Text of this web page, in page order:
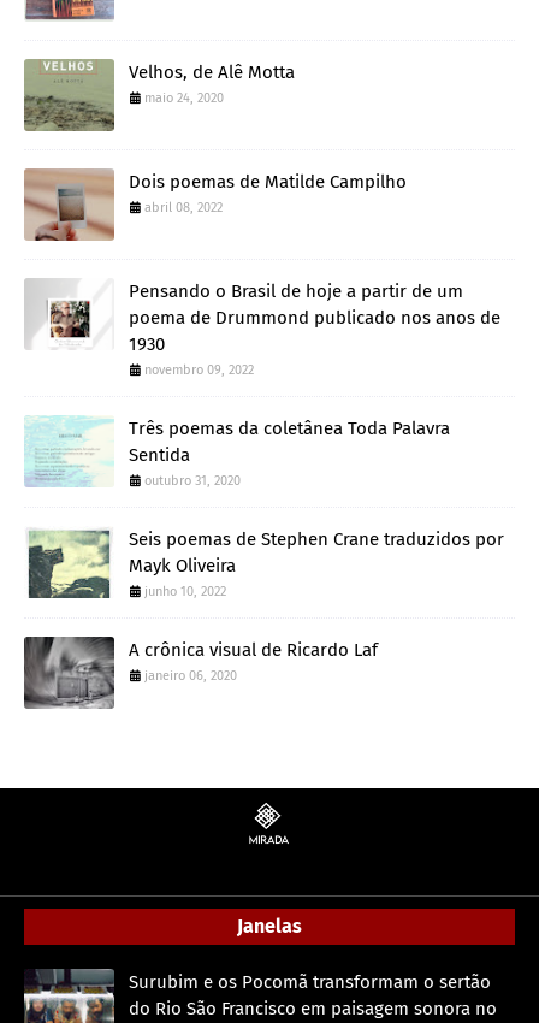
Velhos, de Alê Motta
maio 24, 2020
Dois poemas de Matilde Campilho
abril 08, 2022
Pensando o Brasil de hoje a partir de um
poema de Drummond publicado nos anos de
1930
novembro 09, 2022
Três poemas da coletânea Toda Palavra
Sentida
outubro 31, 2020
Seis poemas de Stephen Crane traduzidos por
Mayk Oliveira
junho 10, 2022
A crônica visual de Ricardo Laf
janeiro 06, 2020
Janelas
Surubim e os Pocomã transformam o sertão
do Rio São Francisco em paisagem sonora no